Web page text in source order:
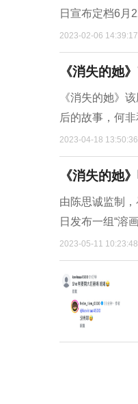
日宣布定档6月
2023-02-06 14:39:17
《消失的她
《消失的她》
后的故事，何
2023-04-18 13:50:36
《消失的她
由陈思诚监制
日发布一组“溶
2023-05-11 10:23:48